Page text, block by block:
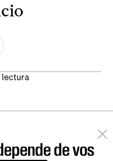
lectura
de vos